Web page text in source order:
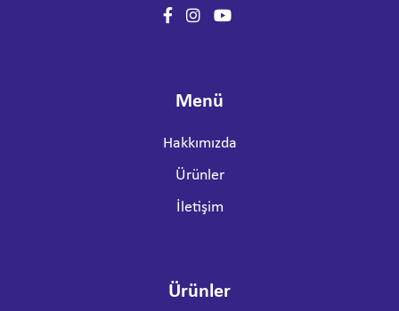
Menü
Hakkımızda
Ürünler
İletişim
Ürünler